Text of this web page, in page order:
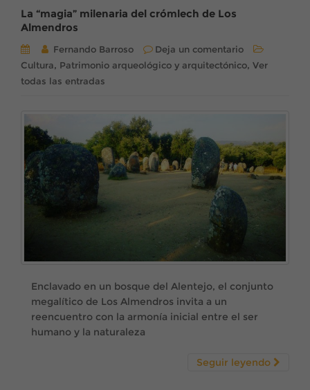
La “magia” milenaria del crómlech de Los
Almendros
Fernando Barroso
Deja un comentario
Cultura, Patrimonio arqueológico y arquitectónico, Ver
todas las entradas
Enclavado en un bosque del Alentejo, el conjunto
megalítico de Los Almendros invita a un
reencuentro con la armonía inicial entre el ser
humano y la naturaleza
Seguir leyendo